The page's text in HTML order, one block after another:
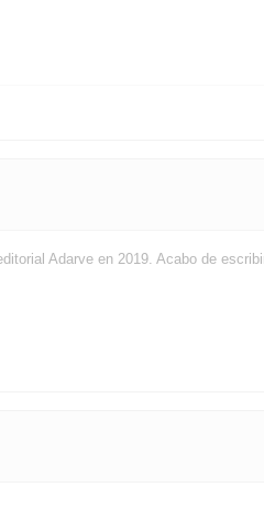
Adarve en 2019. Acabo de